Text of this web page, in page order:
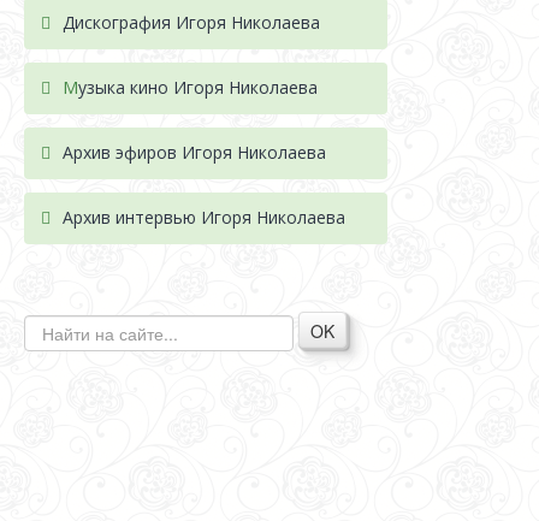
Дискография Игоря Николаева
Музыка кино Игоря Николаева
Архив эфиров Игоря Николаева
Архив интервью Игоря Николаева
OK